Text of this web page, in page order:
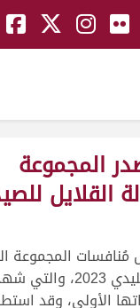
المجموعة
القلايل
المجموعة
القلايل للصيد
الأولى، وقد